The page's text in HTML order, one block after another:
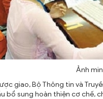
Ảnh
giao, Bộ Thông tin và
bổ sung hoàn thiện cơ chế,